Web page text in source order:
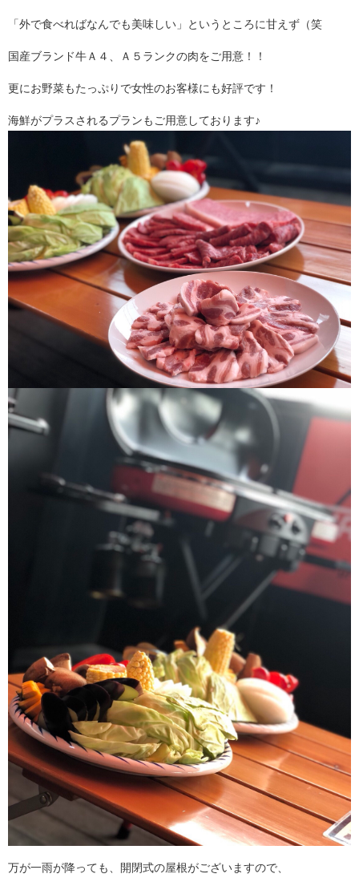
「外で食べればなんでも美味しい」というところに甘えず（笑
国産ブランド牛Ａ４、Ａ５ランクの肉をご用意！！
更にお野菜もたっぷりで女性のお客様にも好評です！
海鮮がプラスされるプランもご用意しております♪
万が一雨が降っても、開閉式の屋根がございますので、